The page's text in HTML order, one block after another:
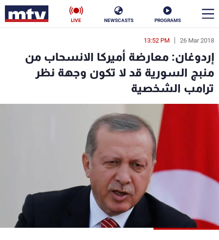
PROGRAMS
NEWSCASTS
LIVE
26 Mar 2018
13:52 PM
إردوغان: معارضة أميركا الانسحاب من
منبج السورية قد لا تكون وجهة نظر
ترامب الشخصية
en
الأخبار
سياسة
رياضة
جدول البرامج
شاهد البرامج